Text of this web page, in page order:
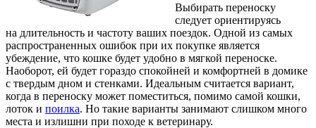
Выбирать переноску
следует ориентируясь
на длительность и частоту ваших поездок. Одной из самых
распространенных ошибок при их покупке является
убеждение, что кошке будет удобно в мягкой переноске.
Наоборот, ей будет гораздо спокойней и комфортней в домике
с твердым дном и стенками. Идеальным считается вариант,
когда в переноску может поместиться, помимо самой кошки,
лоток и поилка. Но такие варианты занимают слишком много
места и излишни при походе к ветеринару.